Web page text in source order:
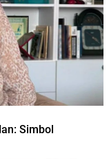
Simbol